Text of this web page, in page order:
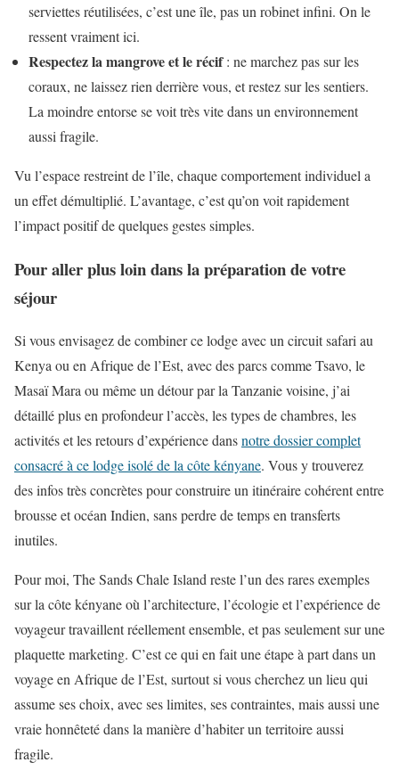
serviettes réutilisées, c’est une île, pas un robinet infini. On le
ressent vraiment ici.
Respectez la mangrove et le récif: ne marchez pas sur les
coraux, ne laissez rien derrière vous, et restez sur les sentiers.
La moindre entorse se voit très vite dans un environnement
aussi fragile.
Vu l’espace restreint de l’île, chaque comportement individuel a
un effet démultiplié. L’avantage, c’est qu’on voit rapidement
l’impact positif de quelques gestes simples.
Pour aller plus loin dans la préparation de votre
séjour
Si vous envisagez de combiner ce lodge avec un circuit safari au
Kenya ou en Afrique de l’Est, avec des parcs comme Tsavo, le
Masaï Mara ou même un détour par la Tanzanie voisine, j’ai
détaillé plus en profondeur l’accès, les types de chambres, les
activités et les retours d’expérience dansnotre dossier complet
consacré à ce lodge isolé de la côte kényane. Vous y trouverez
des infos très concrètes pour construire un itinéraire cohérent entre
brousse et océan Indien, sans perdre de temps en transferts
inutiles.
Pour moi, The Sands Chale Island reste l’un des rares exemples
sur la côte kényane où l’architecture, l’écologie et l’expérience de
voyageur travaillent réellement ensemble, et pas seulement sur une
plaquette marketing. C’est ce qui en fait une étape à part dans un
voyage en Afrique de l’Est, surtout si vous cherchez un lieu qui
assume ses choix, avec ses limites, ses contraintes, mais aussi une
vraie honnêteté dans la manière d’habiter un territoire aussi
fragile.